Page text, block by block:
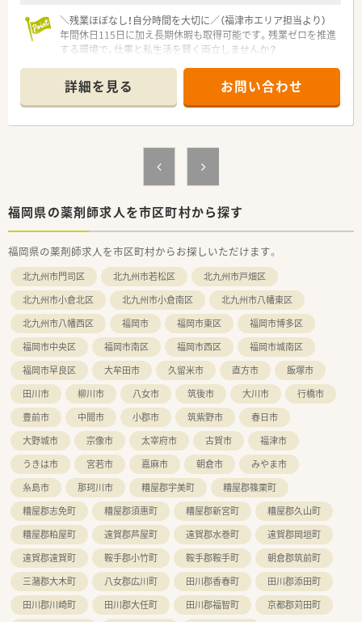
＼残業ほぼなし！自分時間を大切に／（福津市エリア担当より）
年間休日115日に加え長期休暇も取得可能です。残業ゼロを推進
する環境で、仕事と私生活を賢く両立しませんか？
【店舗情報と応需状況について】
■福間駅から徒歩5分の好立地で、整形外科と皮膚科をメインに
1日約85枚の処方箋を受け付けています。
■薬剤師3名と事務3名の体制を整えており、一人あたりの負担
■近隣の総合病院からも広域で応需しており、在宅業務も25件
ほど対応しているため幅広く学べます。
■欠員補充に伴う募集を行っており、フォローアップやトレーシ
らベテランの方まで柔軟に受け入れ可能です。
■患者様への加算算定や服薬指導に意欲的で、周囲と協力しなが
ら店舗を盛り上げてくれる方を歓迎します。
【法人特徴について】
■九州最大手の規模を誇り、福岡県を中心に100店舗以上の調剤
薬局を展開している安定した企業です。
■病院門前から医療モール型まで多様な形態があり、薬剤師とし
て多角的な経験を積むことが可能ですよ。
■社員満足が顧客満足に繋がるという理念のもと、全社員の残業
ゼロを目指して環境整備を推進しています。
詳細を見る お問い合わせ
福岡県の薬剤師求人を市区町村から探す
福岡県の薬剤師求人を市区町村からお探しいただけます。
北九州市門司区 北九州市若松区
北九州市戸畑区
北九州市小倉北区
北九州市小倉南区
北九州市八幡東区
北九州市八幡西区
福岡市 福岡市東区
福岡市博多区
福岡市中央区
福岡市南区 福岡市西区
福岡市城南区
福岡市早良区
大牟田市 久留米市 直方市
飯塚市
田川市
柳川市 八女市 筑後市 大川市
行橋市
豊前市
中間市 小郡市 筑紫野市
春日市
大野城市
宗像市 太宰府市 古賀市
福津市
うきは市
宮若市 嘉麻市 朝倉市
みやま市
糸島市
那珂川市 糟屋郡宇美町
糟屋郡篠栗町
糟屋郡志免町
糟屋郡須惠町 糟屋郡新宮町
糟屋郡久山町
糟屋郡粕屋町
遠賀郡芦屋町 遠賀郡水巻町
遠賀郡岡垣町
遠賀郡遠賀町
鞍手郡小竹町 鞍手郡鞍手町
朝倉郡筑前町
三潴郡大木町
八女郡広川町 田川郡香春町
田川郡添田町
田川郡川崎町
田川郡大任町 田川郡福智町
京都郡苅田町